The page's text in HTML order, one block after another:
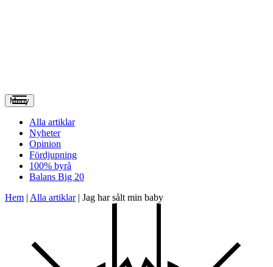
Meny
Alla artiklar
Nyheter
Opinion
Fördjupning
100% byrå
Balans Big 20
Hem | Alla artiklar| Jag har sålt min baby